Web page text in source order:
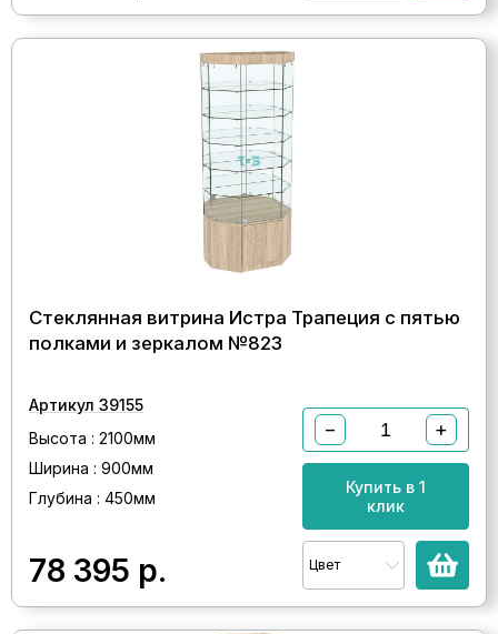
Стеклянная витрина Истра Трапеция с пятью
полками и зеркалом №823
Артикул 39155
Высота : 2100мм
Ширина : 900мм
Глубина : 450мм
78 395 р.
− +
Купить в 1
клик
Цвет